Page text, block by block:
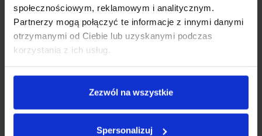
społecznościowym, reklamowym i analitycznym.
Partnerzy mogą połączyć te informacje z innymi danymi
otrzymanymi od Ciebie lub uzyskanymi podczas
korzystania z ich usług.
Zezwól na wszystkie
Spersonalizuj